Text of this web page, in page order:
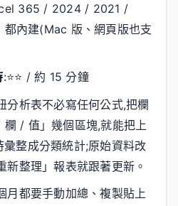
365 / 2024 / 2021 /
內建(Mac 版、網頁版也支
:⭐⭐ / 約 15 分鐘
分析表不必寫任何公式,把欄
/ 值」幾個區塊,就能把上
彙整成分類統計;原始資料改
新整理」報表就跟著更新。
月都要手動加總、複製貼上